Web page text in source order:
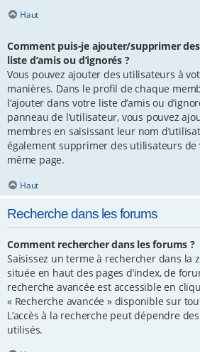
Haut
Comment puis-je ajouter/supprimer
liste d’amis ou d’ignorés ?
Vous pouvez ajouter des utilisateurs à
manières. Dans le profil de chaque
l’ajouter dans votre liste d’amis ou
panneau de l’utilisateur, vous pouvez
membres en saisissant leur nom
également supprimer des utilisateurs de
même page.
Haut
Recherche dans les forums
Comment rechercher dans les forums ?
Saisissez un terme à rechercher dans la
située en haut des pages d’index, de
recherche avancée est accessible en
« Recherche avancée » disponible sur
L’accès à la recherche peut dépendre
utilisés.